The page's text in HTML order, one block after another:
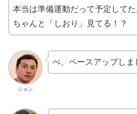
本当は準備運動だって予定してた
ちゃんと「しおり」見てる！？
ジョン
ぺ、ペースアップしま